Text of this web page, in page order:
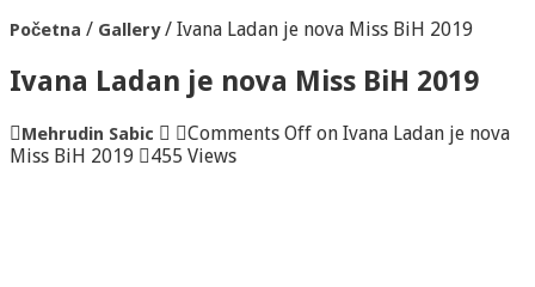
Početna / Gallery / Ivana Ladan je nova Miss BiH 2019
Ivana Ladan je nova Miss BiH 2019
Mehrudin Sabic Comments Off on Ivana Ladan je nova
Miss BiH 2019
455 Views